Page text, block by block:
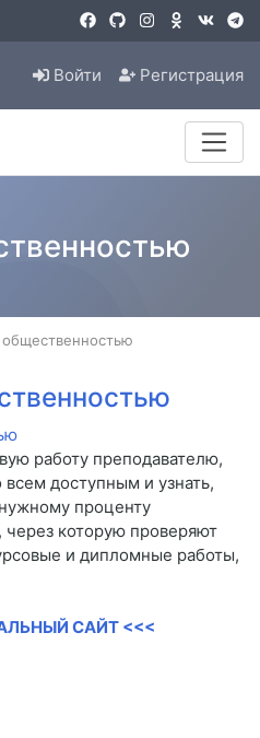
Войти Регистрация
общественностью
работу преподавателю,
всем доступным и узнать,
проценту
которую проверяют
и дипломные работы,
САЙТ <<<